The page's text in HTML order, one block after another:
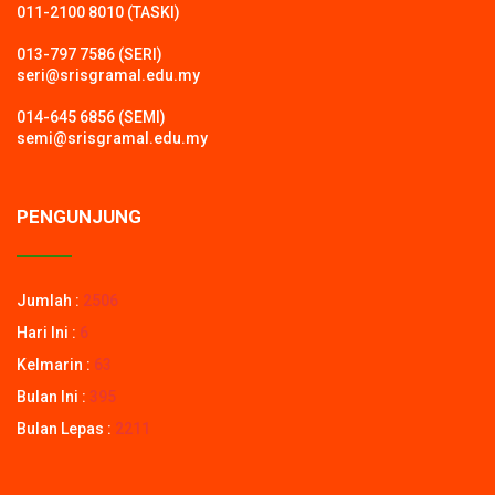
011-2100 8010 (TASKI)
013-797 7586 (SERI)
seri@srisgramal.edu.my
014-645 6856 (SEMI)
semi@srisgramal.edu.my
PENGUNJUNG
Jumlah : 2506
Hari Ini : 6
Kelmarin : 63
Bulan Ini : 395
Bulan Lepas : 2211